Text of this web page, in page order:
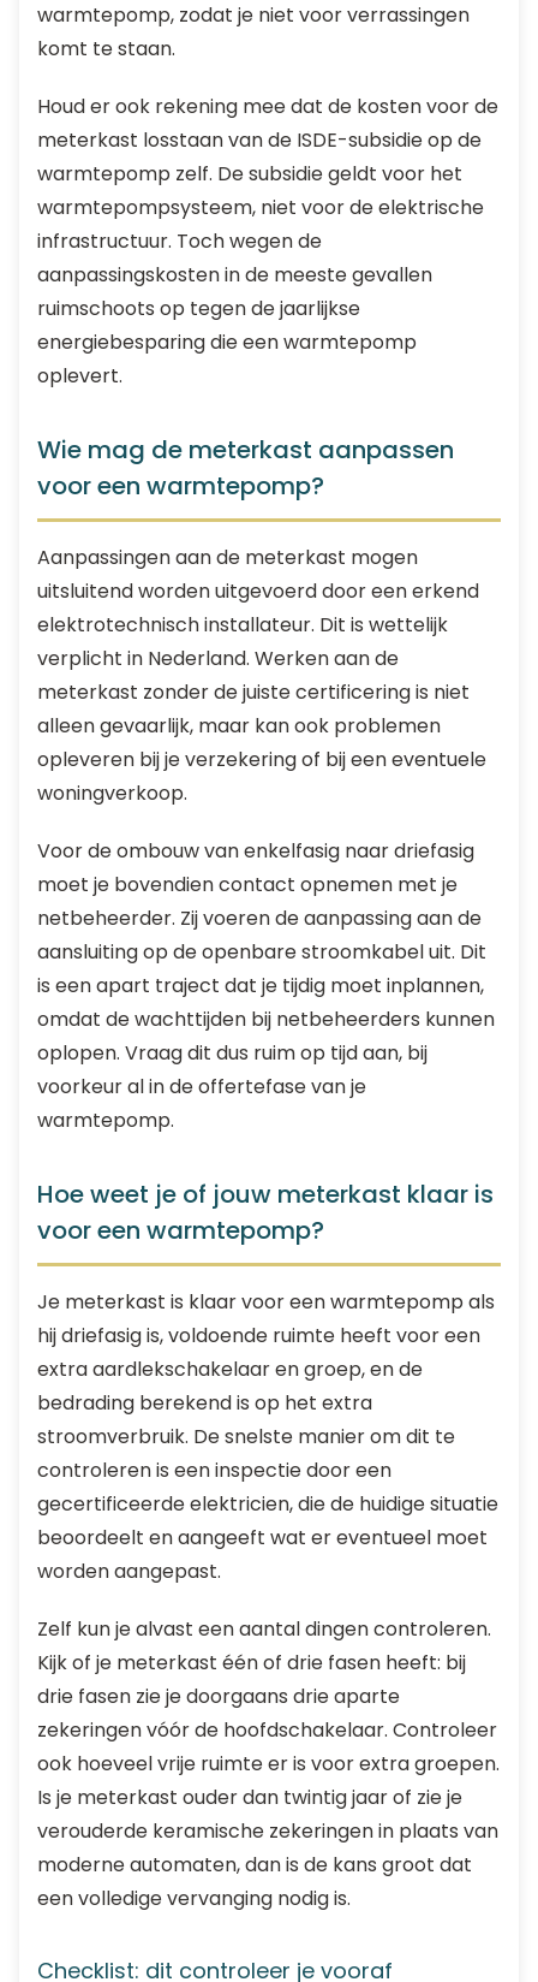
warmtepomp, zodat je niet voor verrassingen
komt te staan.
Houd er ook rekening mee dat de kosten voor de
meterkast losstaan van de ISDE-subsidie op de
warmtepomp zelf. De subsidie geldt voor het
warmtepompsysteem, niet voor de elektrische
infrastructuur. Toch wegen de
aanpassingskosten in de meeste gevallen
ruimschoots op tegen de jaarlijkse
energiebesparing die een warmtepomp
oplevert.
Wie mag de meterkast aanpassen
voor een warmtepomp?
Aanpassingen aan de meterkast mogen
uitsluitend worden uitgevoerd door een erkend
elektrotechnisch installateur. Dit is wettelijk
verplicht in Nederland. Werken aan de
meterkast zonder de juiste certificering is niet
alleen gevaarlijk, maar kan ook problemen
opleveren bij je verzekering of bij een eventuele
woningverkoop.
Voor de ombouw van enkelfasig naar driefasig
moet je bovendien contact opnemen met je
netbeheerder. Zij voeren de aanpassing aan de
aansluiting op de openbare stroomkabel uit. Dit
is een apart traject dat je tijdig moet inplannen,
omdat de wachttijden bij netbeheerders kunnen
oplopen. Vraag dit dus ruim op tijd aan, bij
voorkeur al in de offertefase van je
warmtepomp.
Hoe weet je of jouw meterkast klaar is
voor een warmtepomp?
Je meterkast is klaar voor een warmtepomp als
hij driefasig is, voldoende ruimte heeft voor een
extra aardlekschakelaar en groep, en de
bedrading berekend is op het extra
stroomverbruik. De snelste manier om dit te
controleren is een inspectie door een
gecertificeerde elektricien, die de huidige situatie
beoordeelt en aangeeft wat er eventueel moet
worden aangepast.
Zelf kun je alvast een aantal dingen controleren.
Kijk of je meterkast één of drie fasen heeft: bij
drie fasen zie je doorgaans drie aparte
zekeringen vóór de hoofdschakelaar. Controleer
ook hoeveel vrije ruimte er is voor extra groepen.
Is je meterkast ouder dan twintig jaar of zie je
verouderde keramische zekeringen in plaats van
moderne automaten, dan is de kans groot dat
een volledige vervanging nodig is.
Checklist: dit controleer je vooraf